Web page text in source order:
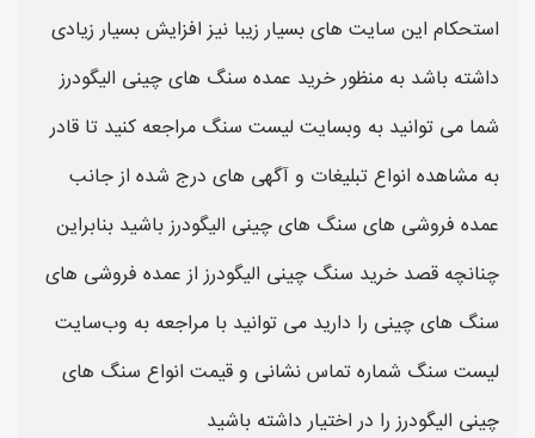
استحکام این سایت های بسیار زیبا نیز افزایش بسیار زیادی
داشته باشد به منظور خرید عمده سنگ های چینی الیگودرز
شما می توانید به وبسایت لیست سنگ مراجعه کنید تا قادر
به مشاهده انواع تبلیغات و آگهی های درج شده از جانب
عمده فروشی های سنگ های چینی الیگودرز باشید بنابراین
چنانچه قصد خرید سنگ چینی الیگودرز از عمده فروشی های
سنگ های چینی را دارید می توانید با مراجعه به وب‌سایت
لیست سنگ شماره تماس نشانی و قیمت انواع سنگ های
چینی الیگودرز را در اختیار داشته باشید